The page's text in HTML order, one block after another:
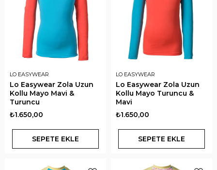
LO EASYWEAR
Lo Easywear Zola Uzun
Kollu Mayo Mavi &
Turuncu
₺1.650,00
SEPETE EKLE
LO EASYWEAR
Lo Easywear Zola Uzun
Kollu Mayo Turuncu &
Mavi
₺1.650,00
SEPETE EKLE